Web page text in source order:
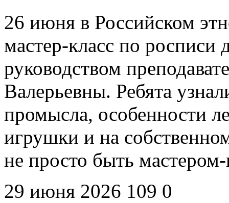
26 июня в Российском
мастер-класс по
руководством
Валерьевны. Ребята
промысла, особенности
игрушки и на
не просто быть
29 июня 2026 109 0